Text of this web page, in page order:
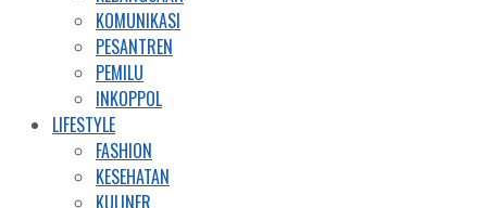
KOMUNIKASI
PESANTREN
PEMILU
INKOPPOL
LIFESTYLE
FASHION
KESEHATAN
KULINER